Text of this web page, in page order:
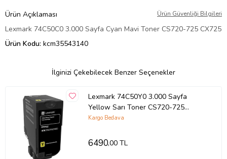
Ürün Açıklaması Ürün Güvenliği Bilgileri
Lexmark 74C50C0 3.000 Sayfa Cyan Mavi Toner CS720-725 CX725
Ürün Kodu: kcm35543140
İlginizi Çekebilecek Benzer Seçenekler
Lexmark 74C50Y0 3.000 Sayfa
Yellow Sarı Toner CS720-725
CX725
Kargo Bedava
6490,00 TL